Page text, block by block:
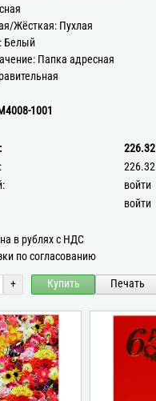
Жёсткая: Пухлая
Белый
Папка адресная
1001
226.32
226.32
войти
войти
в рублях с НДС
по согласованию
+ Купить Печать